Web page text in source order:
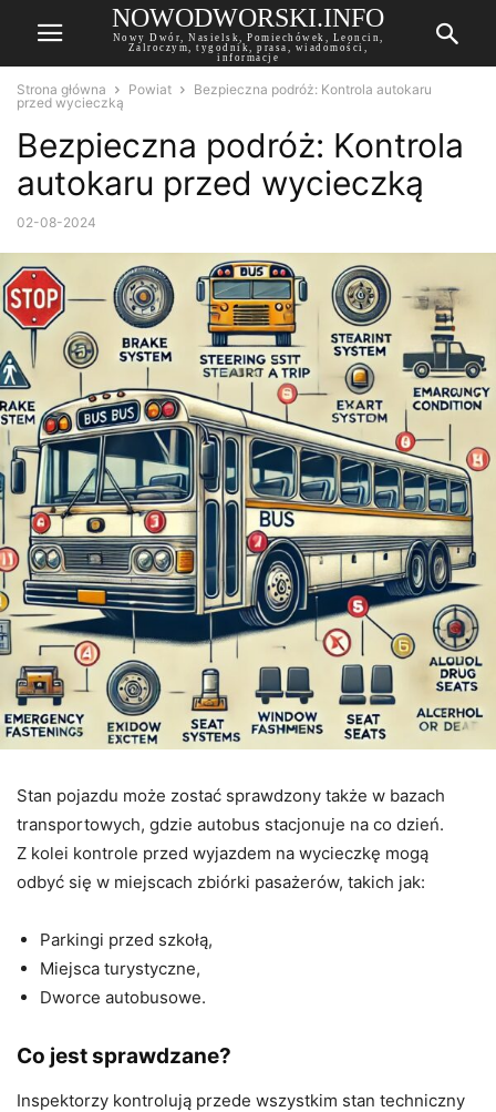
NOWODWORSKI.INFO
Nowy Dwór, Nasielsk, Pomiechówek, Leoncin,
Zalroczym, tygodnik, prasa, wiadomości,
informacje
Strona główna Powiat
Bezpieczna podróż: Kontrola autokaru
przed wycieczką
Bezpieczna podróż: Kontrola
autokaru przed wycieczką
02-08-2024
Stan pojazdu może zostać sprawdzony także w bazach
transportowych, gdzie autobus stacjonuje na co dzień.
Z kolei kontrole przed wyjazdem na wycieczkę mogą
odbyć się w miejscach zbiórki pasażerów, takich jak:
Parkingi przed szkołą,
Miejsca turystyczne,
Dworce autobusowe.
Co jest sprawdzane?
Inspektorzy kontrolują przede wszystkim stan techniczny